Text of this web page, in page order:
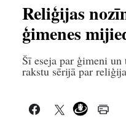
Reliģijas
ģimenes
Šī eseja par ģimeni
rakstu sērijā par